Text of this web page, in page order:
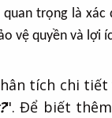
trọng là xác
vệ quyền và lợi
tích chi tiết
". Để biết